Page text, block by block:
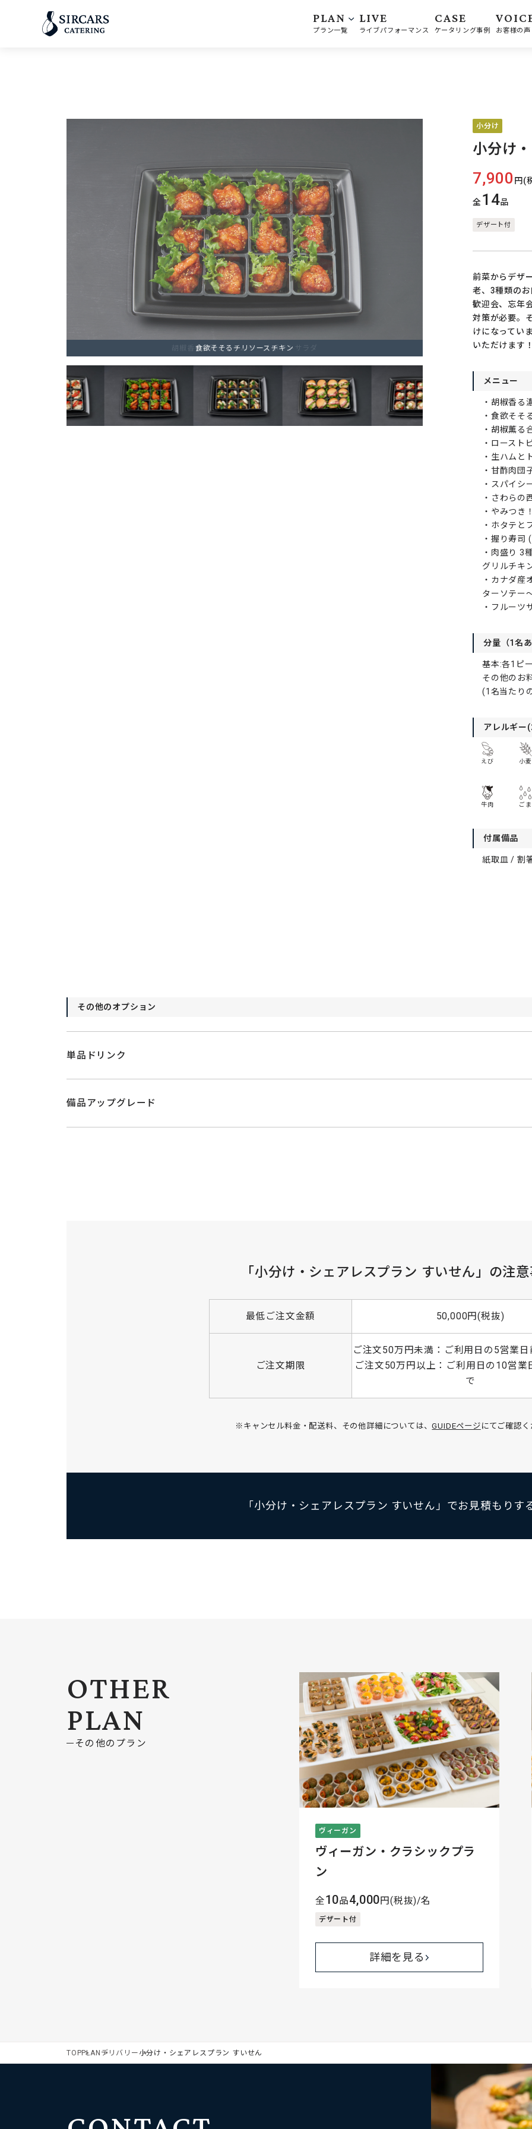
PLAN
プラン一覧
LIVE
ライブパフォーマンス
CASE
ケータリング事例 お客様の声
食欲そそるチリソースチキン
小分け
小分け
7,900 円(
全14品
デザート付
前菜からデザ
老、3種類の
歓迎会、忘年
対策が必要。
けになってい
いただけます
メニュー
・胡椒香る
・食欲そそ
・胡椒薫る
・ロースト
・生ハムと
・甘酢肉団
・スパイシ
・さわらの
・やみつき
・ホタテと
・握り寿司
・肉盛り 3
グリルチキ
・カナダ産
ターソテー
・フルーツ
分量（1名
基本:各1ピ
その他のお
(1名当たり
アレルギー
えび 小麦
牛肉 ごま
付属備品
紙取皿 / 割
その他のオプション
単品ドリンク
備品アップグレード
「小分け・シェアレスプラン すいせん」の注
最低ご注文金額 50,000円(税抜)
ご注文期限
ご注文50万円未満：ご利用日の5営業
ご注文50万円以上：ご利用日の10営業
で
※キャンセル料金・配送料、その他詳細については、GUIDEページ にてご確認
「小分け・シェアレスプラン すいせん」でお見積もりす
OTHER
PLAN
その他のプラン
ヴィーガン
ヴィーガン・クラシックプラ
ン
全10品4,000円(税抜)/名
デザート付
詳細を見る
TOPPLAN デリバリー 小分け・シェアレスプラン すいせん